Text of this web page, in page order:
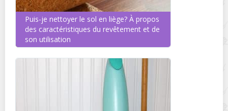
Puis-je nettoyer le sol en liège? À propos
des caractéristiques du revêtement et de
son utilisation